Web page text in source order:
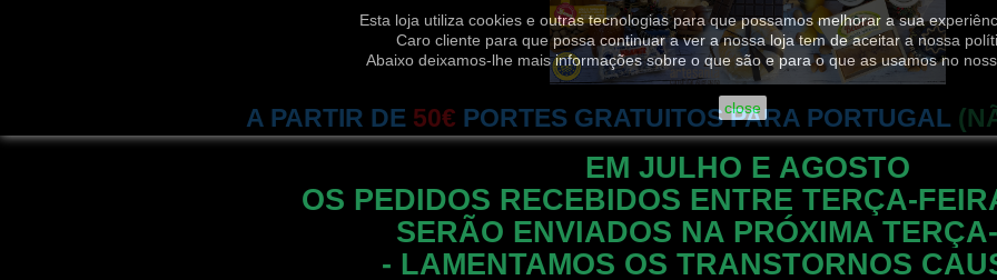
Esta loja utiliza cookies e outras tecnologias para que possamos melhorar a sua
Caro cliente para que possa continuar a ver a nossa loja tem de aceitar a nossa
Abaixo deixamos-lhe mais informações sobre o que são e para o que as usamos no
close
A PARTIR DE 50€ PORTES GRATUITOS PARA PORTUGAL
EM JULHO E AGOSTO
OS PEDIDOS RECEBIDOS ENTRE TERÇA-
SERÃO ENVIADOS NA PRÓXIMA
- LAMENTAMOS OS TRANSTORNOS